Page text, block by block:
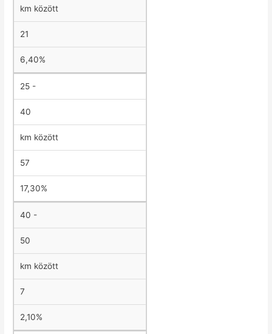
km között
21
6,40%
25 -
40
km között
57
17,30%
40 -
50
km között
7
2,10%